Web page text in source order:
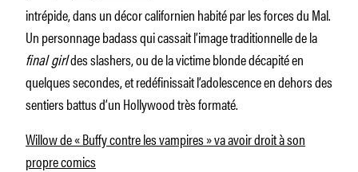
intrépide, dans un décor californien habité par les forces du Mal.
Un personnage badass qui cassait l’image traditionnelle de la
final girldes slashers, ou de la victime blonde décapité en
quelques secondes, et redéfinissait l’adolescence en dehors des
sentiers battus d’un Hollywood très formaté.
Willow de « Buffy contre les vampires » va avoir droit à son
propre comics